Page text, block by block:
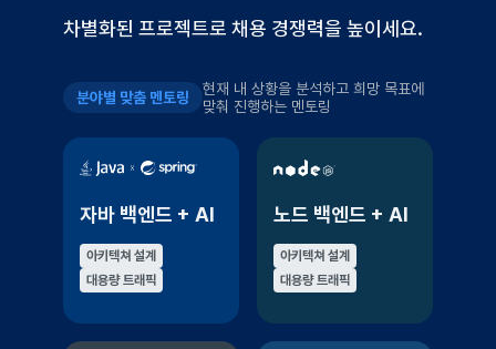
차별화된 프로젝트로 채용 경쟁력을 높이세요.
분야별 맞춤 멘토링
현재 내 상황을 분석하고 희망 목표에
맞춰 진행하는 멘토링
자바 백엔드 + AI
아키텍쳐 설계
대용량 트래픽
노드 백엔드 + AI
아키텍쳐 설계
대용량 트래픽